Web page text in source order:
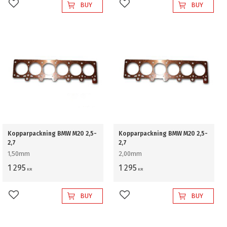
Add to favorites BUY Add to favorites BUY
Kopparpackning BMW M20 2,5-
2,7
1,50mm
1 295 KR
Add to favorites BUY
Kopparpackning BMW M20 2,5-
2,7
2,00mm
1 295 KR
Add to favorites BUY